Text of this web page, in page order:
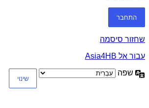
שחזור סיסמה
עבור אל Asia4HB
שפה